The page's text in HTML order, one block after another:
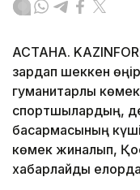
АСТАНА.
зардап шеккен
гуманитарлық
спортшылардың,
басқармасының
көмек жиналып,
хабарлайды елорда